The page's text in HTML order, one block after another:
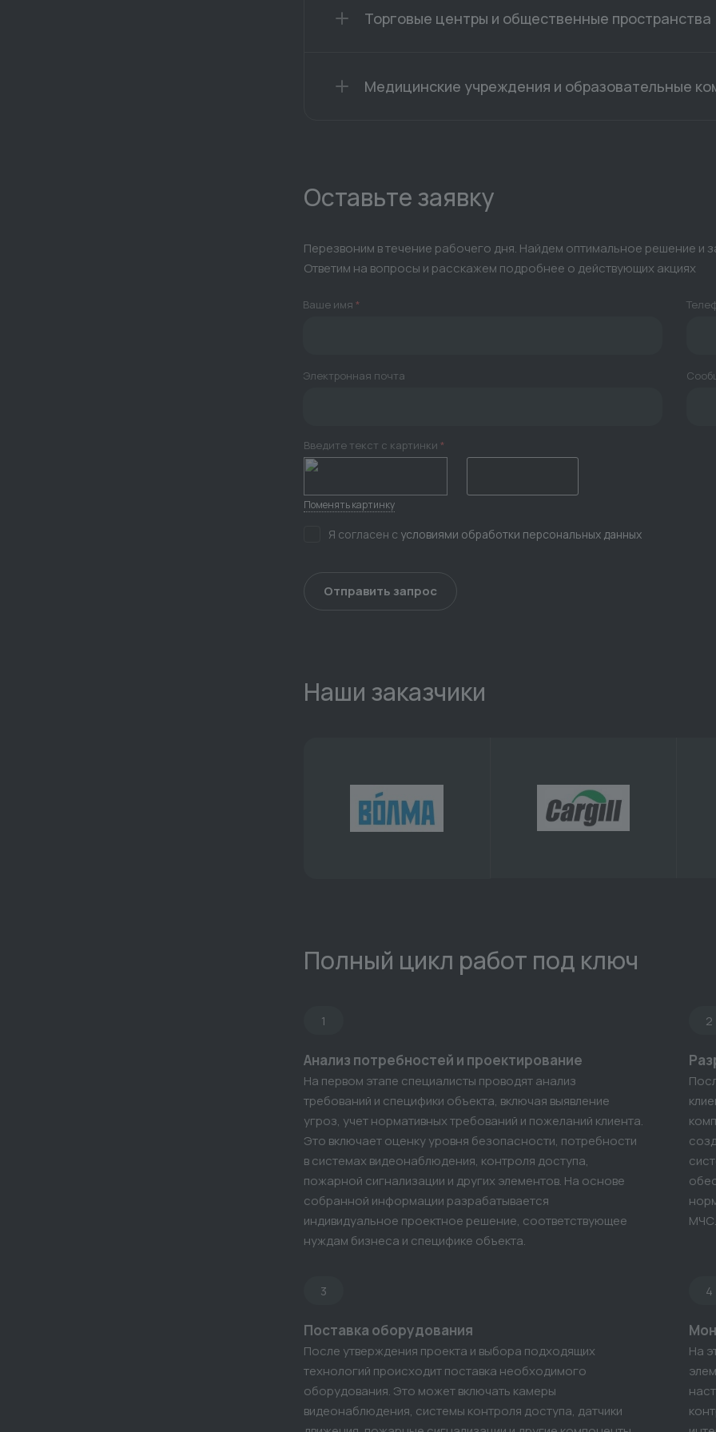
Торговые центры и общественные пространства
Медицинские учреждения и образовательные
Оставьте заявку
Перезвоним в течение рабочего дня. Найдем оптимальное решение и
Ответим на вопросы и расскажем подробнее о действующих акциях
Ваше имя *
Электронная почта
Введите текст с картинки *
Поменять картинку
Я согласен с условиями обработки персональных данных
Наши заказчики
Полный цикл работ под ключ
1
Анализ потребностей и проектирование
На первом этапе специалисты проводят анализ
требований и специфики объекта, включая выявление
угроз, учет нормативных требований и пожеланий клиента.
Это включает оценку уровня безопасности, потребности
в системах видеонаблюдения, контроля доступа,
пожарной сигнализации и других элементов. На основе
собранной информации разрабатывается
индивидуальное проектное решение, соответствующее
нуждам бизнеса и специфике объекта.
2
МЧС.
3
Поставка оборудования
После утверждения проекта и выбора подходящих
технологий происходит поставка необходимого
оборудования. Это может включать камеры
видеонаблюдения, системы контроля доступа, датчики
4
На